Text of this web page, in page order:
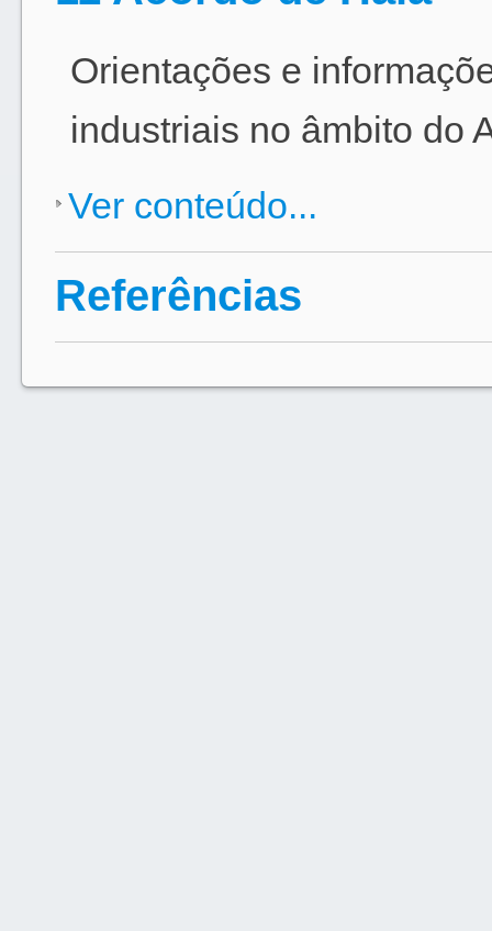
Orientações e
industriais no âmbito do
Ver conteúdo...
Referências